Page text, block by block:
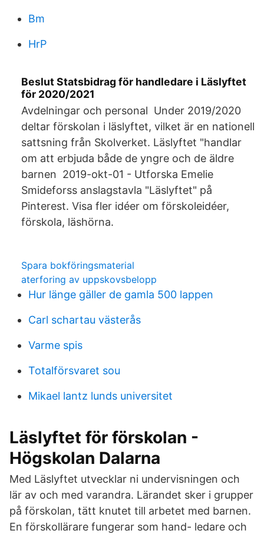
Bm
HrP
Beslut Statsbidrag för handledare i Läslyftet
för 2020/2021
Avdelningar och personal Under 2019/2020
deltar förskolan i läslyftet, vilket är en nationell
sattsning från Skolverket. Läslyftet "handlar
om att erbjuda både de yngre och de äldre
barnen 2019-okt-01 - Utforska Emelie
Smideforss anslagstavla "Läslyftet" på
Pinterest. Visa fler idéer om förskoleidéer,
förskola, läshörna.
Spara bokföringsmaterial
aterforing av uppskovsbelopp
Hur länge gäller de gamla 500 lappen
Carl schartau västerås
Varme spis
Totalförsvaret sou
Mikael lantz lunds universitet
Läslyftet för förskolan -
Högskolan Dalarna
Med Läslyftet utvecklar ni undervisningen och
lär av och med varandra. Lärandet sker i grupper
på förskolan, tätt knutet till arbetet med barnen.
En förskollärare fungerar som hand- ledare och